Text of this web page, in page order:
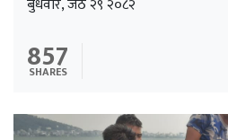
857
SHARES